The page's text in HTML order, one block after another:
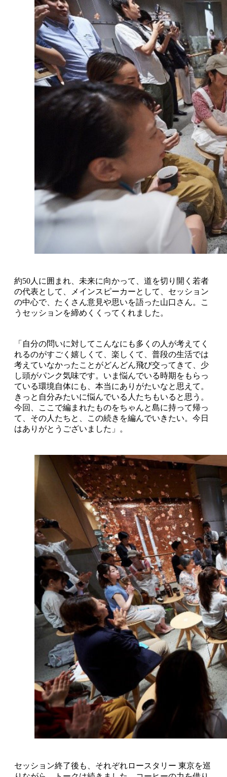
約50人に囲まれ、未来に向かって、道を切り開く若者
の代表として、メインスピーカーとして、セッション
の中心で、たくさん意見や思いを語った山口さん。こ
うセッションを締めくくってくれました。
「自分の問いに対してこんなにも多くの人が考えてく
れるのがすごく嬉しくて、楽しくて、普段の生活では
考えていなかったことがどんどん飛び交ってきて、少
し頭がパンク気味です。いま悩んでいる時期をもらっ
ている環境自体にも、本当にありがたいなと思えて。
きっと自分みたいに悩んでいる人たちもいると思う。
今回、ここで編まれたものをちゃんと島に持って帰っ
て、その人たちと、この続きを編んでいきたい。今日
はありがとうございました」。
セッション終了後も、それぞれロースタリー 東京を巡